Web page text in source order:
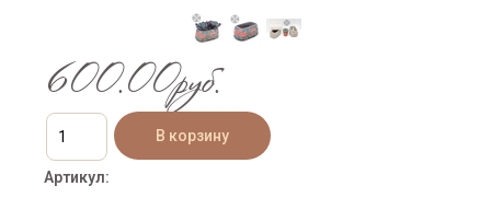
600.00руб.
Артикул: